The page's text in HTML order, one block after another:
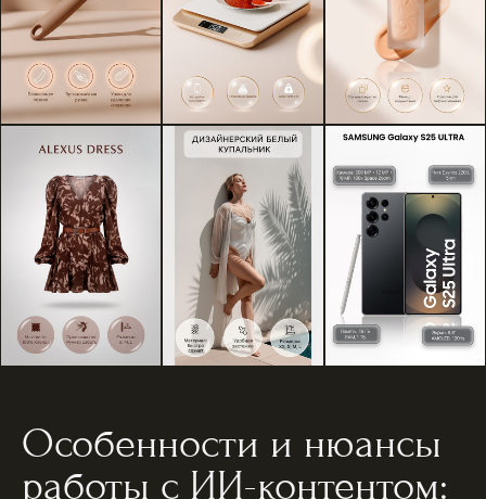
Особенности и нюансы
работы с ИИ-контентом: